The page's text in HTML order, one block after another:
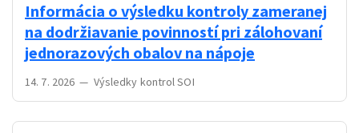
Informácia o výsledku kontroly zameranej
na dodržiavanie povinností pri zálohovaní
jednorazových obalov na nápoje
14. 7. 2026 — Výsledky kontrol SOI